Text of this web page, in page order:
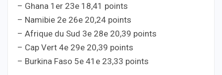
– Ghana 1er 23e 18,41 points
– Namibie 2e 26e 20,24 points
– Afrique du Sud 3e 28e 20,39 points
– Cap Vert 4e 29e 20,39 points
– Burkina Faso 5e 41e 23,33 points